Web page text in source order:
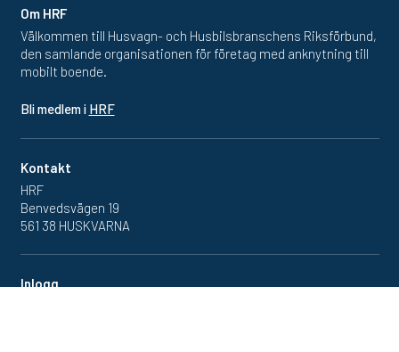
Om HRF
Välkommen till Husvagn- och Husbilsbranschens Riksförbund,
den samlande organisationen för företag med anknytning till
mobilt boende.
Bli medlem i HRF
Kontakt
HRF
Benvedsvägen 19
561 38 HUSKVARNA
Inlogg